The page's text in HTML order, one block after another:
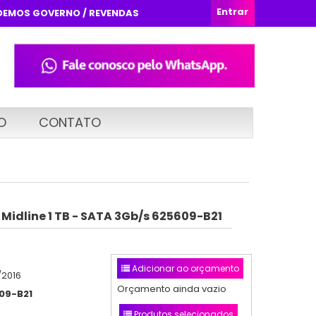
Entrar
GOVERNO / REVENDAS
CONTATO
1 TB - SATA 3Gb/s 625609-B21
B21
Adicionar ao orçamento
Orçamento ainda vazio